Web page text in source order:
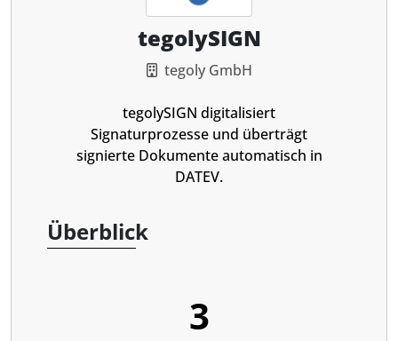
tegolySIGN
tegoly GmbH
tegolySIGN digitalisiert
Signaturprozesse und überträgt
signierte Dokumente automatisch in
DATEV.
Überblick
3